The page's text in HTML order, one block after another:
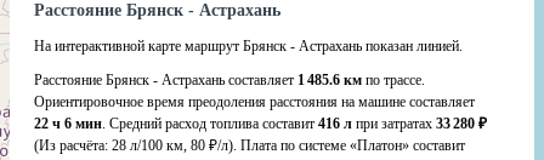
Расстояние Брянск - Астрахань
На интерактивной карте маршрут Брянск - Астрахань показан линией.
Расстояние Брянск - Астрахань составляет 1 485.6 км по трассе.
Ориентировочное время преодоления расстояния на машине составляет
22 ч 6 мин. Средний расход топлива составит 416 л при затратах 33 280 ₽
(Из расчёта: 28 л/100 км, 80 ₽/л). Плата по системе «Платон» составит